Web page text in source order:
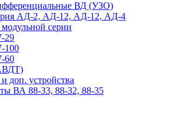
ВД (УЗО)
АД-2, АД-12, АД-12, АД-4
серии
29
100
60
доп. устройства
ВА 88-33, 88-32, 88-35